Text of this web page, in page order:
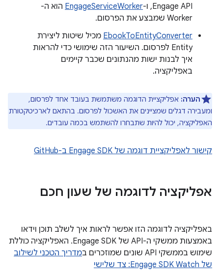
Engage API, ו-
EngageServiceWorker הוא ה-
Worker שמבצע את הפרסום.
EbookToEntityConverter מכיל שיטות ליצירת
Entity לפרסום. השיעור הזה שימושי כדי להראות
איך לבנות ישות מהנתונים שכבר קיימים
באפליקציה.
הערה: אפליקציית הדוגמה משתמשת בעובד אחד לפרסום,
ומעבירה דגלים שמציינים את האשכול לפרסום. בהתאם לארכיטקטורת
האפליקציה, יכול להיות שתבחרו להשתמש בכמה עובדים.
קישור לאפליקציית דוגמה של Engage SDK ב-GitHub
אפליקציה לדוגמה של שעון חכם
באפליקציה לדוגמה הזו אפשר לראות איך לשלב תוכן וידאו
באמצעות ממשקי ה-API של Engage SDK. האפליקציה כוללת
שימוש בממשקי API שונים שמוזכרים ב
מדריך הטכני לשילוב
של Engage SDK Watch: צד שלישי